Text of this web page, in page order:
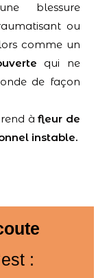
blessure
ou
comme un
qui ne
de façon
rend àfleur de
instable.
: